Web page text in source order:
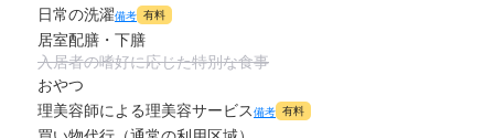
日常の洗濯備考 有料
居室配膳・下膳
入居者の嗜好に応じた特別な食事
おやつ
理美容師による理美容サービス備考 有料